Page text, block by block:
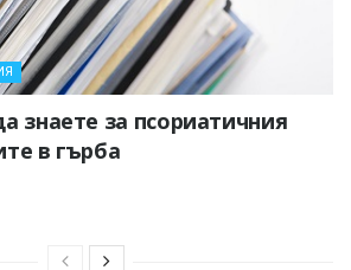
знаете за псориатичния
в гърба